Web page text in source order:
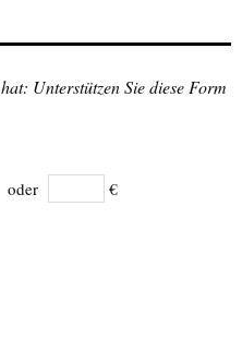
Unterstützen Sie diese Form
oder €